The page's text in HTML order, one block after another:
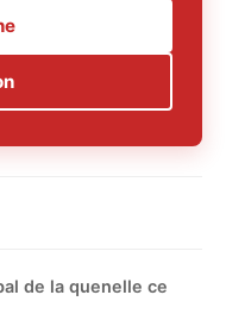
de la quenelle ce